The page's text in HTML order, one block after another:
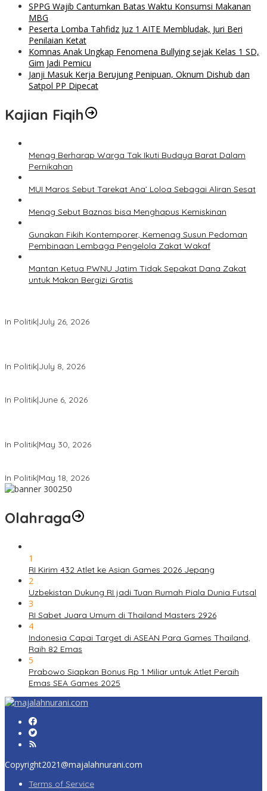
SPPG Wajib Cantumkan Batas Waktu Konsumsi Makanan
MBG
Peserta Lomba Tahfidz Juz 1 AITE Membludak, Juri Beri
Penilaian Ketat
Komnas Anak Ungkap Fenomena Bullying sejak Kelas 1 SD,
Gim Jadi Pemicu
Janji Masuk Kerja Berujung Penipuan, Oknum Dishub dan
Satpol PP Dipecat
Kajian Fiqih
Menag Berharap Warga Tak Ikuti Budaya Barat Dalam
Pernikahan
MUI Maros Sebut Tarekat Ana’ Loloa Sebagai Aliran Sesat
Menag Sebut Baznas bisa Menghapus Kemiskinan
Gunakan Fikih Kontemporer, Kemenag Susun Pedoman
Pembinaan Lembaga Pengelola Zakat Wakaf
Mantan Ketua PWNU Jatim Tidak Sepakat Dana Zakat
untuk Makan Bergizi Gratis
In Politik|July 26, 2026
In Politik|July 8, 2026
In Politik|June 6, 2026
In Politik|May 30, 2026
In Politik|May 18, 2026
Olahraga
1
RI Kirim 432 Atlet ke Asian Games 2026 Jepang
2
Uzbekistan Dukung RI jadi Tuan Rumah Piala Dunia Futsal
3
RI Sabet Juara Umum di Thailand Masters 2926
4
Indonesia Capai Target di ASEAN Para Games Thailand,
Raih 82 Emas
5
Prabowo Siapkan Bonus Rp 1 Miliar untuk Atlet Peraih
Emas SEA Games 2025
Copyright2021@majalahnurani.com
Terms of Service